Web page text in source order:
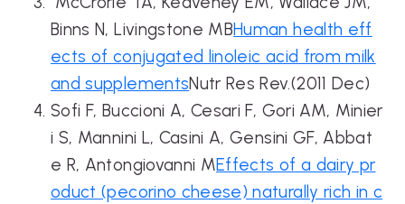
Binns N, Livingstone MBHuman health eff
ects of conjugated linoleic acid from milk
and supplementsNutr Res Rev.(2011 Dec)
Sofi F, Buccioni A, Cesari F, Gori AM, Minier
i S, Mannini L, Casini A, Gensini GF, Abbat
e R, Antongiovanni MEffects of a dairy pr
oduct (pecorino cheese) naturally rich in c